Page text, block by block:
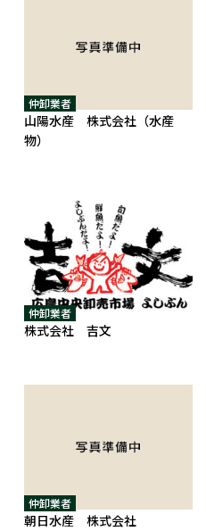
仲卸業者
山陽水産 株式会社（水産
物）
仲卸業者
株式会社 吉文
仲卸業者
朝日水産 株式会社